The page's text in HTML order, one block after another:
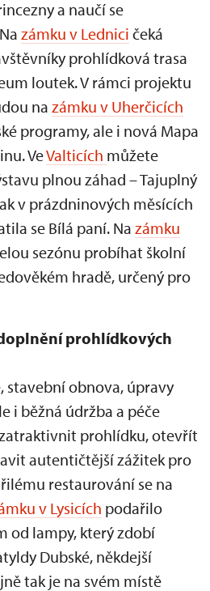
a naučí se
zámku v Lednici čeká
prohlídková trasa
loutek. V rámci projektu
na zámku v Uherčicích
programy, ale i nová Mapa
VeValticích můžete
plnou záhad – Tajuplný
v prázdninových měsících
se Bílá paní. Na zámku
sezónu probíhat školní
hradě, určený pro
prohlídkových
stavební obnova, úpravy
i běžná údržba a péče
prohlídku, otevřít
autentičtější zážitek pro
restaurování se na
v Lysicích podařilo
od lampy, který zdobí
Dubské, někdejší
tak je na svém místě